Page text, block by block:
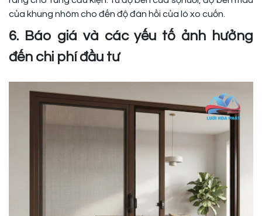
của khung nhôm cho đến độ đàn hồi của lò xo cuốn.
6. Báo giá và các yếu tố ảnh hưởng
đến chi phí đầu tư